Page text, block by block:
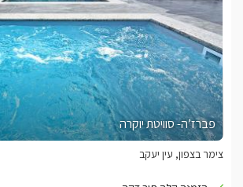
פברז’ה- סוויטת יוקרה
צימר בצפון, עין יעקב